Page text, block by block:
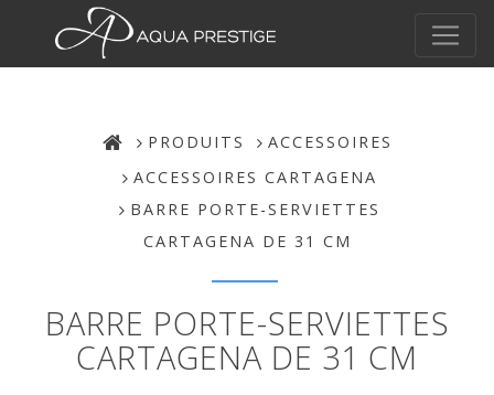
PRODUITS
ACCESSOIRES
ACCESSOIRES CARTAGENA
BARRE PORTE-SERVIETTES
CARTAGENA DE 31 CM
BARRE PORTE-SERVIETTES
CARTAGENA DE 31 CM